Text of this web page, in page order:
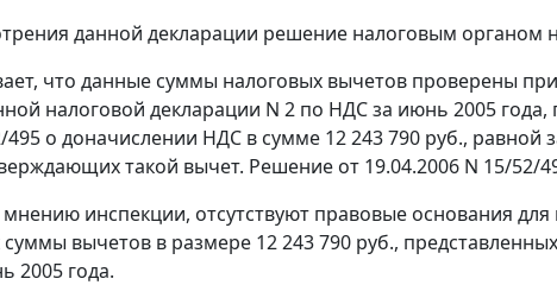
данной декларации решение налоговым органом
что данные суммы налоговых вычетов проверены
налоговой декларации N 2 по НДС за июнь 2005
495 о доначислении НДС в сумме 12 243 790 руб., равной
такой вычет. Решение от 19.04.2006 N 15/52/
мнению инспекции, отсутствуют правовые основания
вычетов в размере 12 243 790 руб.,
2005 года.